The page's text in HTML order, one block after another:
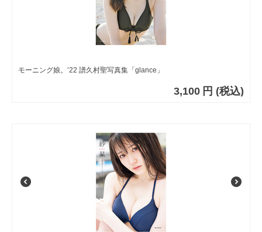
モーニング娘。’22 譜久村聖写真集「glance」
3,100 円 (税込)